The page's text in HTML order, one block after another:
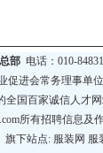
部 电话：010-
促进会常务理事单位
全国百家诚信人才
所有招聘信息及
旗下站点: 服装网 服